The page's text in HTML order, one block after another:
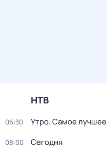
НТВ
06:30 Утро. Самое лучшее
08:00 Сегодня